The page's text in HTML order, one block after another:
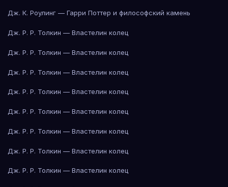
Дж. К. Роулинг — Гарри Поттер и философский камень
Дж. Р. Р. Толкин — Властелин колец
Дж. Р. Р. Толкин — Властелин колец
Дж. Р. Р. Толкин — Властелин колец
Дж. Р. Р. Толкин — Властелин колец
Дж. Р. Р. Толкин — Властелин колец
Дж. Р. Р. Толкин — Властелин колец
Дж. Р. Р. Толкин — Властелин колец
Дж. Р. Р. Толкин — Властелин колец